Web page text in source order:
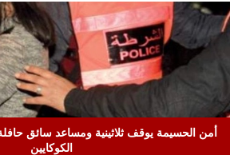
أمن الحسيمة يوقف ثلاثينية ومساعد سائق
الكوكايين